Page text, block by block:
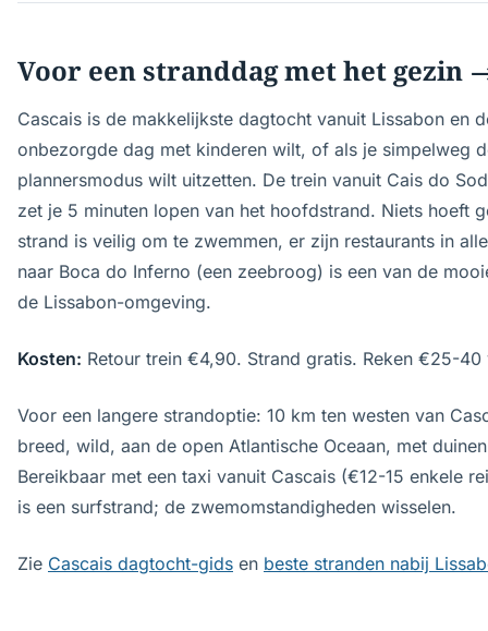
Voor een stranddag met het gezin
Cascais is de makkelijkste dagtocht vanuit Lissabon en
onbezorgde dag met kinderen wilt, of als je simpelweg
plannersmodus wilt uitzetten. De trein vanuit Cais do
zet je 5 minuten lopen van het hoofdstrand. Niets hoeft
strand is veilig om te zwemmen, er zijn restaurants in
naar Boca do Inferno (een zeebroog) is een van de
de Lissabon-omgeving.
Kosten: Retour trein €4,90. Strand gratis. Reken €25-
Voor een langere strandoptie: 10 km ten westen van
breed, wild, aan de open Atlantische Oceaan, met
Bereikbaar met een taxi vanuit Cascais (€12-15 enkele
is een surfstrand; de zwemomstandigheden wisselen.
Zie Cascais dagtocht-gids en beste stranden nabij